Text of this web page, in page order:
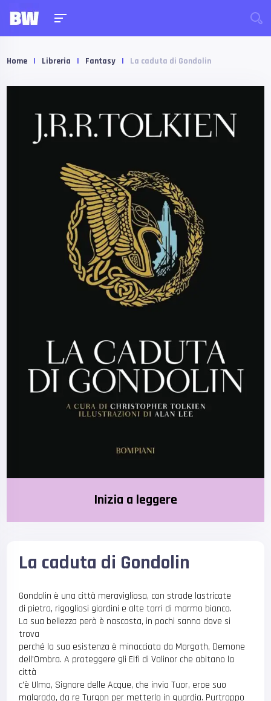
Home | Libreria | Fantasy | La caduta di Gondolin
Inizia a leggere
La caduta di Gondolin
Gondolin è una città meravigliosa, con strade lastricate
di pietra, rigogliosi giardini e alte torri di marmo bianco.
La sua bellezza però è nascosta, in pochi sanno dove si
trova
perché la sua esistenza è minacciata da Morgoth, Demone
dell’Ombra. A proteggere gli Elfi di Valinor che abitano la
città
c’è Ulmo, Signore delle Acque, che invia Tuor, eroe suo
malgrado, da re Turgon per metterlo in guardia. Purtroppo